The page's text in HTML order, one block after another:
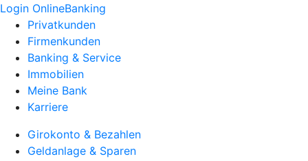
Login OnlineBanking
Privatkunden
Firmenkunden
Banking & Service
Immobilien
Meine Bank
Karriere
Girokonto & Bezahlen
Geldanlage & Sparen